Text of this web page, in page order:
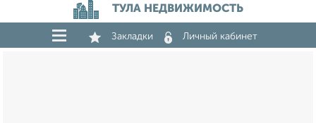
ТУЛА НЕДВИЖИМОСТЬ
Закладки Личный кабинет